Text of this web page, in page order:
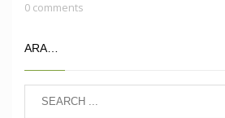
0 comments
ARA…